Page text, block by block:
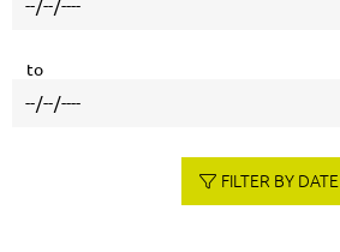
to
FILTER BY DATE